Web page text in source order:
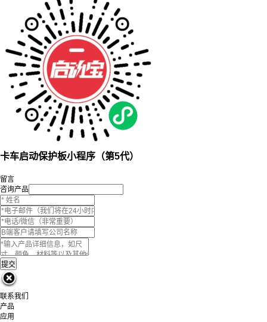
卡车启动保护板小程序（第5代）
留言
咨询产品
联系我们
产品
应用